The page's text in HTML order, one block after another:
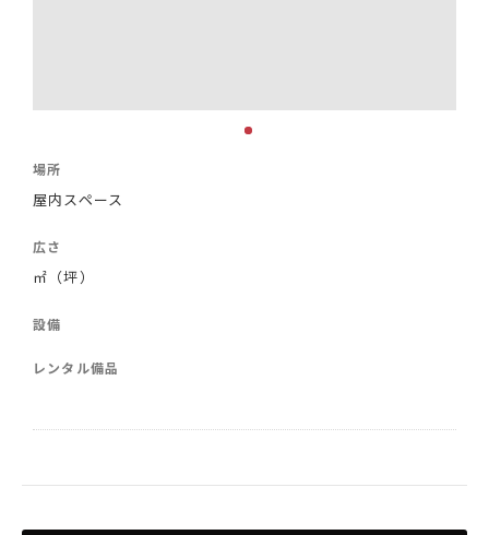
場所
屋内スペース
広さ
㎡（坪）
設備
レンタル備品